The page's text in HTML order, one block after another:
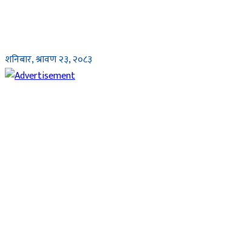
शनिबार, श्रावण २३, २०८३